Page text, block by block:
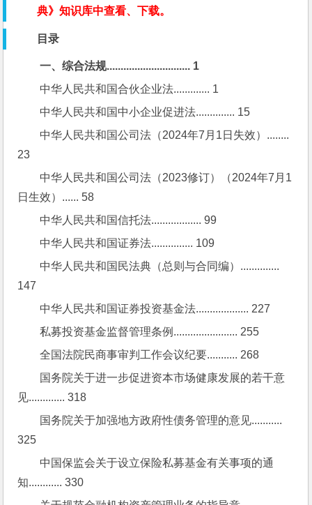
典》知识库中查看、下载。
目录
一、综合法规.............................. 1
中华人民共和国合伙企业法............. 1
中华人民共和国中小企业促进法.............. 15
中华人民共和国公司法（2024年7月1日失效）........
23
中华人民共和国公司法（2023修订）（2024年7月1
日生效）...... 58
中华人民共和国信托法.................. 99
中华人民共和国证券法............... 109
中华人民共和国民法典（总则与合同编）..............
147
中华人民共和国证券投资基金法................... 227
私募投资基金监督管理条例....................... 255
全国法院民商事审判工作会议纪要........... 268
国务院关于进一步促进资本市场健康发展的若干意
见............. 318
国务院关于加强地方政府性债务管理的意见...........
325
中国保监会关于设立保险私募基金有关事项的通
知............ 330